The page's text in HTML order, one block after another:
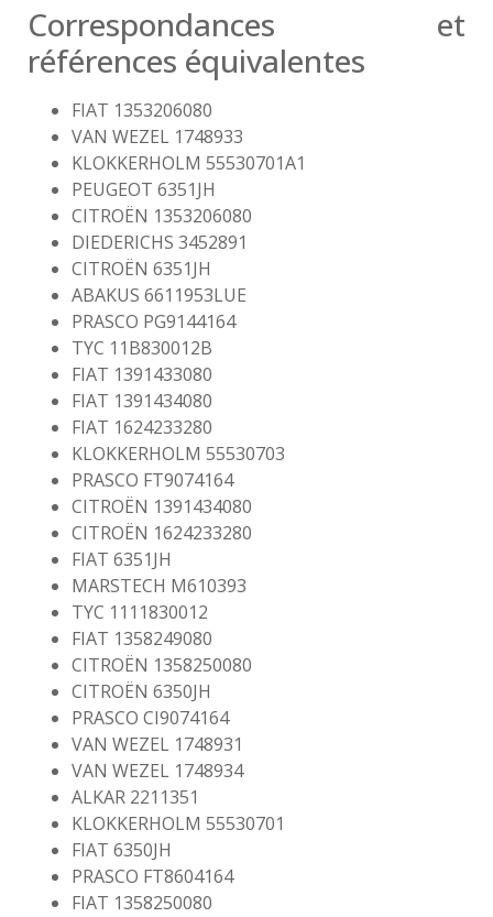
Correspondances et
références équivalentes
FIAT 1353206080
VAN WEZEL 1748933
KLOKKERHOLM 55530701A1
PEUGEOT 6351JH
CITROËN 1353206080
DIEDERICHS 3452891
CITROËN 6351JH
ABAKUS 6611953LUE
PRASCO PG9144164
TYC 11B830012B
FIAT 1391433080
FIAT 1391434080
FIAT 1624233280
KLOKKERHOLM 55530703
PRASCO FT9074164
CITROËN 1391434080
CITROËN 1624233280
FIAT 6351JH
MARSTECH M610393
TYC 1111830012
FIAT 1358249080
CITROËN 1358250080
CITROËN 6350JH
PRASCO CI9074164
VAN WEZEL 1748931
VAN WEZEL 1748934
ALKAR 2211351
KLOKKERHOLM 55530701
FIAT 6350JH
PRASCO FT8604164
FIAT 1358250080